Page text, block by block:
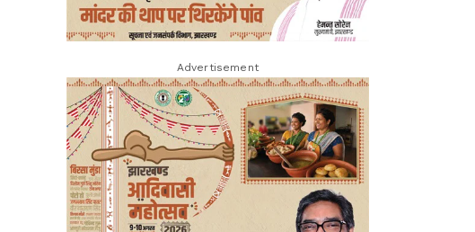
Advertisement